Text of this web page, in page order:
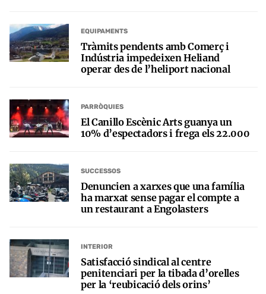
EQUIPAMENTS
Tràmits pendents amb Comerç i
Indústria impedeixen Heliand
operar des de l’heliport nacional
PARRÒQUIES
El Canillo Escènic Arts guanya un
10% d’espectadors i frega els 22.000
SUCCESSOS
Denuncien a xarxes que una família
ha marxat sense pagar el compte a
un restaurant a Engolasters
INTERIOR
Satisfacció sindical al centre
penitenciari per la tibada d’orelles
per la ‘reubicació dels orins’